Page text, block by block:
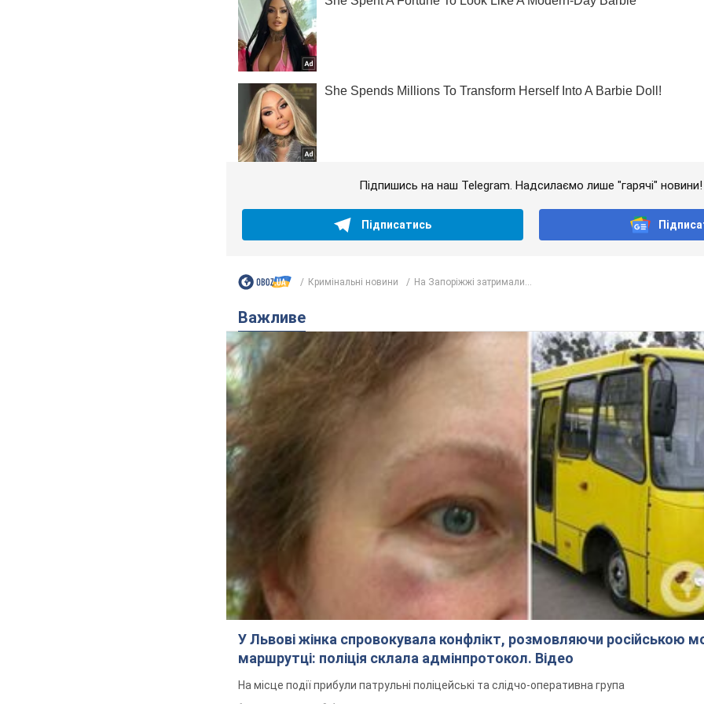
Підпишись на наш Telegram. Надсилаємо лише "гарячі" новини!
Підписатись
Кримінальні новини На Запоріжжі затримали...
Важливе
У Львові жінка спровокувала конфлікт, розмовляючи російською
маршрутці: поліція склала адмінпротокол. Відео
На місце події прибули патрульні поліцейські та слідчо-оперативна група